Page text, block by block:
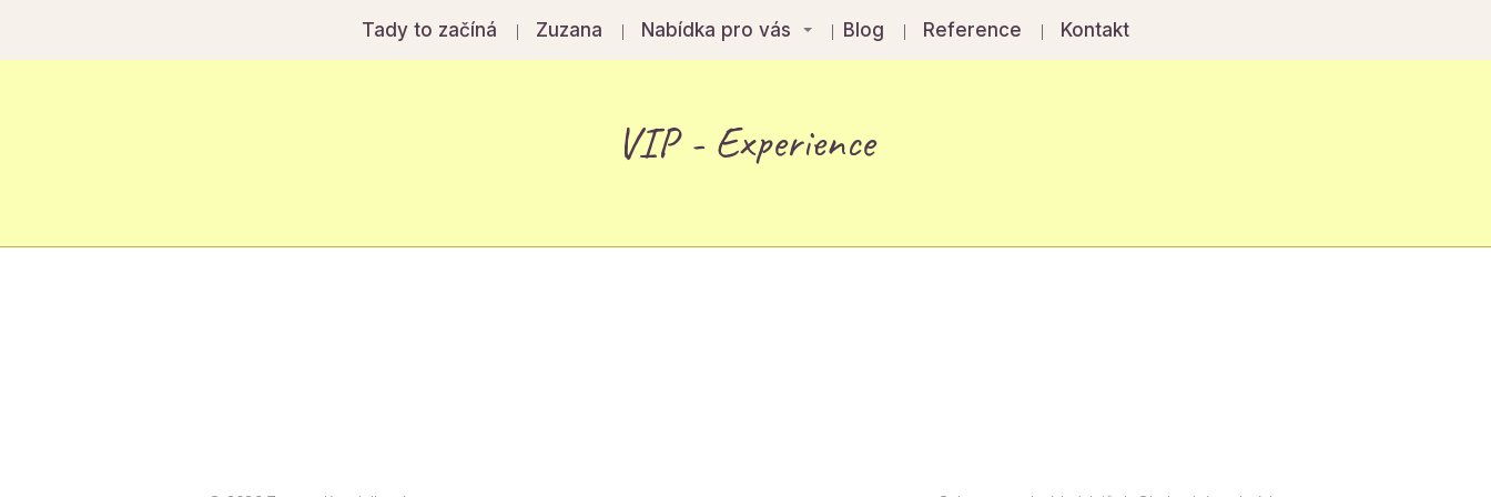
Tady to začíná Zuzana Nabídka pro vás Blog Reference Kontakt
VIP - Experience